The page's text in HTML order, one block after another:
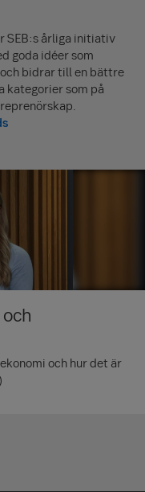
SEB:s årliga initiativ
goda idéer som
bidrar till en bättre
kategorier som på
och hur det är